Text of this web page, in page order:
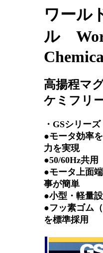
ワール
ル
高揚程マ
ケミフリ
・GSシリー
●モータ効率
力を実現
●50/60Hz共用
●モータ上面
事が簡単
●小型・軽量
●フッ素ゴム
を標準採用